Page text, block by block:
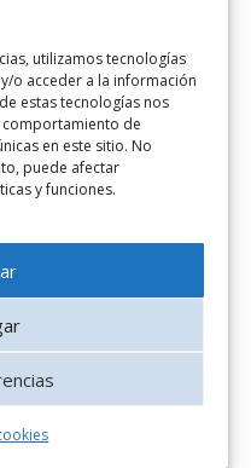
utilizamos tecnologías
o acceder a la información
estas tecnologías nos
de
en este sitio. No
puede afectar
y funciones.
que
23
fa